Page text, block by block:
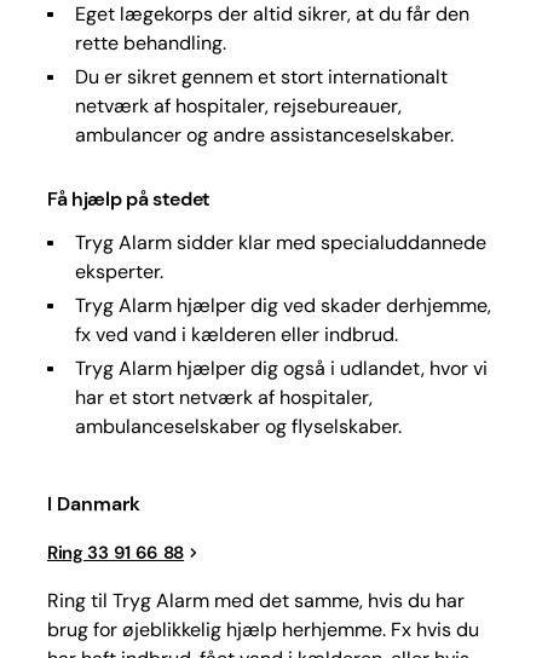
Eget lægekorps der altid sikrer, at du får den
rette behandling.
Du er sikret gennem et stort internationalt
netværk af hospitaler, rejsebureauer,
ambulancer og andre assistanceselskaber.
Få hjælp på stedet
Tryg Alarm sidder klar med specialuddannede
eksperter.
Tryg Alarm hjælper dig ved skader derhjemme,
fx ved vand i kælderen eller indbrud.
Tryg Alarm hjælper dig også i udlandet, hvor vi
har et stort netværk af hospitaler,
ambulanceselskaber og flyselskaber.
I Danmark
Ring 33 91 66 88
Ring til Tryg Alarm med det samme, hvis du har
brug for øjeblikkelig hjælp herhjemme. Fx hvis du